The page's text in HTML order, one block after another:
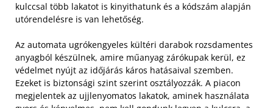
kulccsal több lakatot is kinyithatunk és a kódszám alapján
utórendelésre is van lehetőség.
Az automata ugrókengyeles kültéri darabok rozsdamentes
anyagból készülnek, amire műanyag zárókupak kerül, ez
védelmet nyújt az időjárás káros hatásaival szemben.
Ezeket is biztonsági szint szerint osztályozzák. A piacon
megjelentek az ujjlenyomatos lakatok, aminek használata